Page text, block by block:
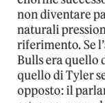
non diventare
naturali
riferimento. Se
Bulls era quello
quello di Tyler
opposto: il